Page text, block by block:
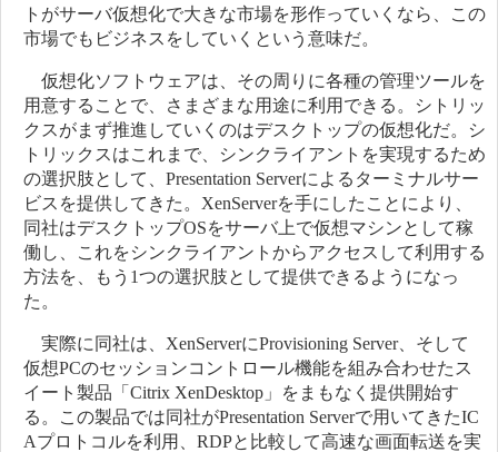
トがサーバ仮想化で大きな市場を形作っていくなら、この
市場でもビジネスをしていくという意味だ。
仮想化ソフトウェアは、その周りに各種の管理ツールを
用意することで、さまざまな用途に利用できる。シトリッ
クスがまず推進していくのはデスクトップの仮想化だ。シ
トリックスはこれまで、シンクライアントを実現するため
の選択肢として、Presentation Serverによるターミナルサー
ビスを提供してきた。XenServerを手にしたことにより、
同社はデスクトップOSをサーバ上で仮想マシンとして稼
働し、これをシンクライアントからアクセスして利用する
方法を、もう1つの選択肢として提供できるようになっ
た。
実際に同社は、XenServerにProvisioning Server、そして
仮想PCのセッションコントロール機能を組み合わせたス
イート製品「Citrix XenDesktop」をまもなく提供開始す
る。この製品では同社がPresentation Serverで用いてきたIC
Aプロトコルを利用、RDPと比較して高速な画面転送を実